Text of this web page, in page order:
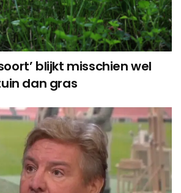
blijkt misschien wel
dan gras